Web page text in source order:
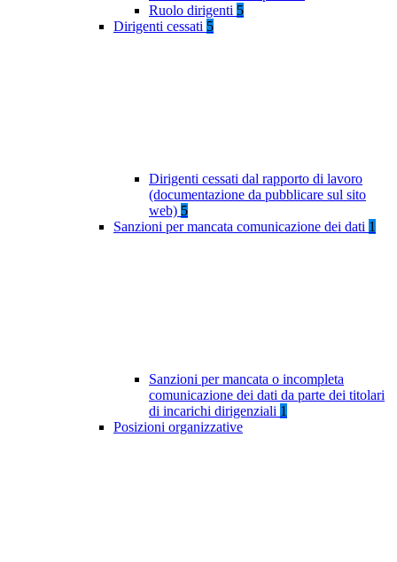
Ruolo dirigenti 5
Dirigenti cessati 5
Dirigenti cessati dal rapporto di lavoro
(documentazione da pubblicare sul sito
web) 5
Sanzioni per mancata comunicazione dei dati 1
Sanzioni per mancata o incompleta
comunicazione dei dati da parte dei titolari
di incarichi dirigenziali 1
Posizioni organizzative